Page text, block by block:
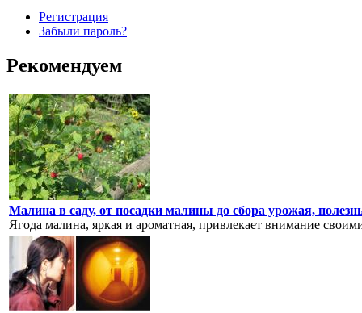
Регистрация
Забыли пароль?
Рекомендуем
Малина в саду, от посадки малины до сбора урожая,
Ягода малина, яркая и ароматная, привлекает внимание